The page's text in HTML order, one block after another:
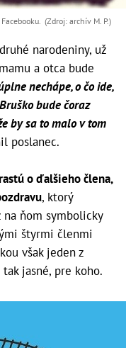
(Zdroj: archív M. P.)
narodeniny, už
a otca bude
nechápe, o čo ide,
bude čoraz
by sa to malo v tom
poslanec.
o ďalšieho člena,
, ktorý
na ňom symbolicky
štyrmi členmi
však jeden z
jasné, pre koho.